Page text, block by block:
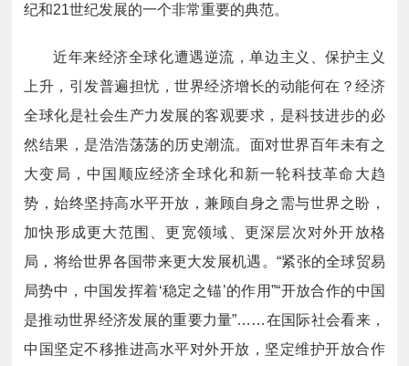
纪和21世纪发展的一个非常重要的典范。
近年来经济全球化遭遇逆流，单边主义、保护主义
上升，引发普遍担忧，世界经济增长的动能何在？经济
全球化是社会生产力发展的客观要求，是科技进步的必
然结果，是浩浩荡荡的历史潮流。面对世界百年未有之
大变局，中国顺应经济全球化和新一轮科技革命大趋
势，始终坚持高水平开放，兼顾自身之需与世界之盼，
加快形成更大范围、更宽领域、更深层次对外开放格
局，将给世界各国带来更大发展机遇。“紧张的全球贸易
局势中，中国发挥着‘稳定之锚’的作用”“开放合作的中国
是推动世界经济发展的重要力量”……在国际社会看来，
中国坚定不移推进高水平对外开放，坚定维护开放合作